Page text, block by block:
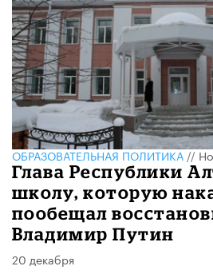
ОБРАЗОВАТЕЛЬНАЯ ПОЛИТИКА//
Глава Республики
школу, которую
пообещал
Владимир Путин
20 декабря